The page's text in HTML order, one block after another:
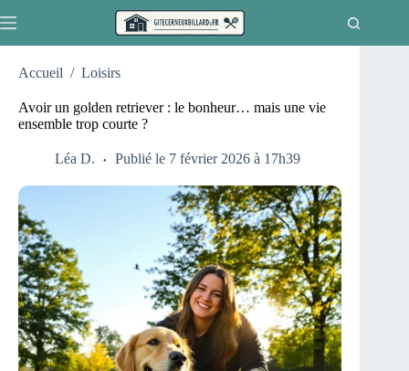
au
Accueil / Loisirs
Avoir un golden retriever : le bonheur… mais une vie
ensemble trop courte ?
Léa D. Publié le 7 février 2026 à 17h39